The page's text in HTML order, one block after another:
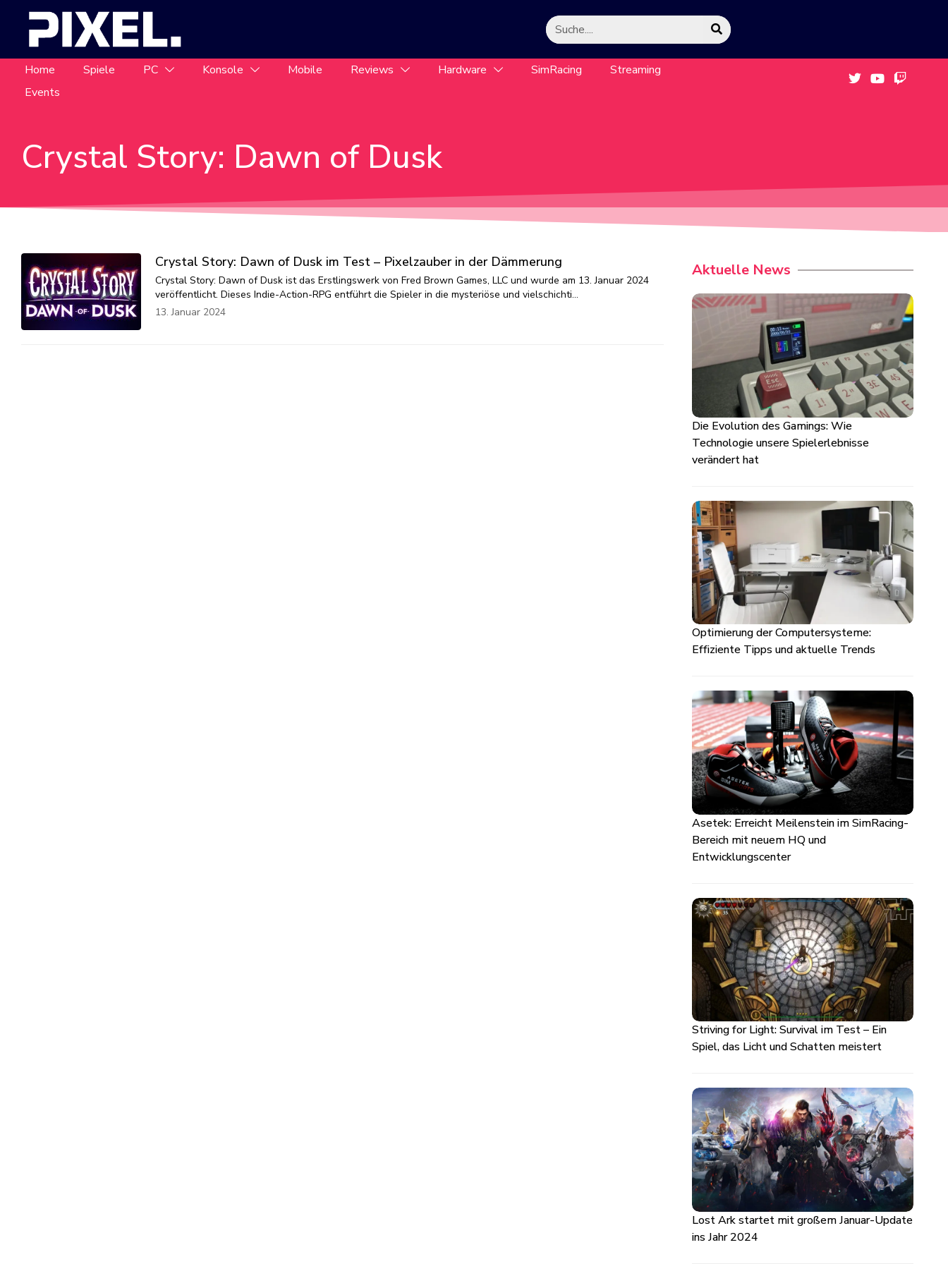
Home Spiele PC Konsole Mobile Reviews Hardware SimRacing
Streaming
Events
Crystal Story: Dawn of Dusk
Crystal Story: Dawn of Dusk im Test – Pixelzauber in der Dämmerung
Crystal Story: Dawn of Dusk ist das Erstlingswerk von Fred Brown Games, LLC und wurde am 13. Januar 2024
veröffentlicht. Dieses Indie-Action-RPG entführt die Spieler in die mysteriöse und vielschichti…
13. Januar 2024
Aktuelle News
Die Evolution des Gamings: Wie
Technologie unsere Spielerlebnisse
verändert hat
Optimierung der Computersysteme:
Effiziente Tipps und aktuelle Trends
Asetek: Erreicht Meilenstein im SimRacing-
Bereich mit neuem HQ und
Entwicklungscenter
Striving for Light: Survival im Test – Ein
Spiel, das Licht und Schatten meistert
Lost Ark startet mit großem Januar-Update
ins Jahr 2024